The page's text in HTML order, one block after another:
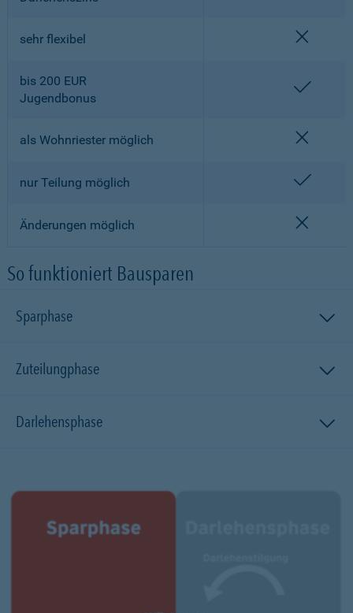
sehr flexibel
bis 200 EUR
Jugendbonus
als Wohnriester möglich
nur Teilung möglich
Änderungen möglich
So funktioniert Bausparen
Sparphase
Zuteilungphase
Darlehensphase